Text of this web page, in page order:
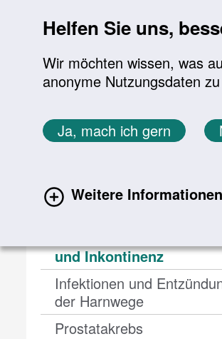
Helfen Sie uns,
Wir möchten wissen, was
anonyme Nutzungsdaten
Ja, mach ich gern
Weitere Informationen
Sie befinden sich hier:
Startseite Themen
Urologische Erkrankungen
und Inkontinenz(current)
Infektionen und
der Harnwege
Prostatakrebs